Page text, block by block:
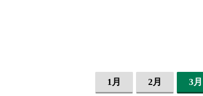
1月 2月 3月